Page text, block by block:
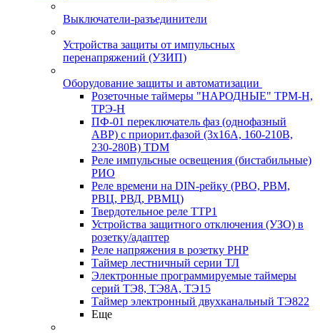
Выключатели-разъединители
Устройства защиты от импульсных
перенапряжений (УЗИП)
Оборудование защиты и автоматизации
Розеточные таймеры "НАРОДНЫЕ" ТРМ-Н,
ТРЭ-Н
ПФ-01 переключатель фаз (однофазный
АВР) с приорит.фазой (3х16А, 160-210В,
230-280В) TDM
Реле импульсные освещения (бистабильные)
РИО
Реле времени на DIN-рейку (РВО, РВМ,
РВЦ, РВД, РВМЦ)
Твердотельное реле ТТР1
Устройства защитного отключения (УЗО) в
розетку/адаптер
Реле напряжения в розетку РНР
Таймер лестничный серии ТЛ
Электронные программируемые таймеры
серий ТЭ8, ТЭ8А, ТЭ15
Таймер электронный двухканальный ТЭ822
Еще